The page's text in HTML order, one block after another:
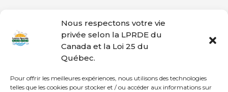
Nous respectons votre vie
privée selon la LPRDE du
Canada et la Loi 25 du
Québec.
Pour offrir les meilleures expériences, nous utilisons des technologies
telles que les cookies pour stocker et / ou accéder aux informations sur